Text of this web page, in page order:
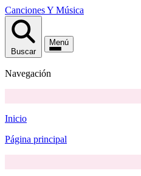
CancionesY Música
Buscar
Menú
Navegación
Inicio
Página principal